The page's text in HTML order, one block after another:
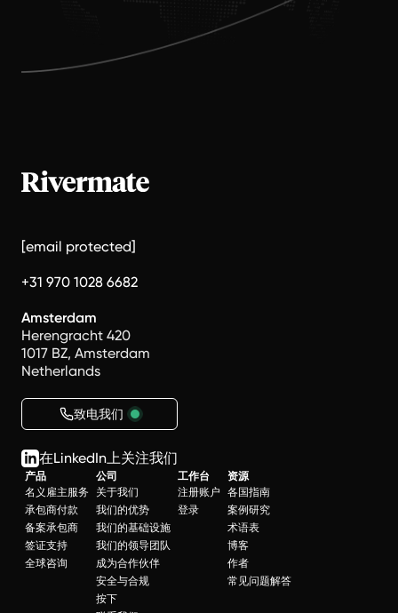
[email protected]
+31 970 1028 6682
Amsterdam
Herengracht 420
1017 BZ, Amsterdam
Netherlands
致电我们
在LinkedIn上关注我们
产品
名义雇主服务
承包商付款
备案承包商
签证支持
全球咨询
公司
关于我们
我们的优势
我们的基础设施
我们的领导团队
成为合作伙伴
安全与合规
按下
工作台
注册账户
登录
资源
各国指南
案例研究
术语表
博客
作者
常见问题解答